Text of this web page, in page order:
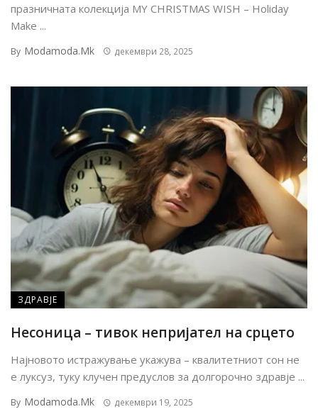
празничната колекција MY CHRISTMAS WISH – Holiday
Make ...
By Modamoda.mk декември 28, 2025
ЗДРАВЈЕ
Несоница – тивок непријател на срцето
Најновото истражување укажува – квалитетниот сон не
е луксуз, туку клучен предуслов за долгорочно здравје ...
By Modamoda.mk декември 19, 2025